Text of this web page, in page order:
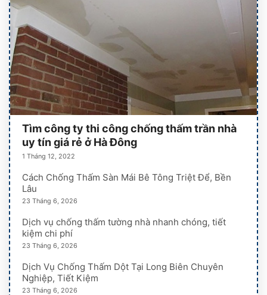
Tìm công ty thi công chống thấm trần nhà
uy tín giá rẻ ở Hà Đông
1 Tháng 12, 2022
Cách Chống Thấm Sàn Mái Bê Tông Triệt Để, Bền
Lâu
23 Tháng 6, 2026
Dịch vụ chống thấm tường nhà nhanh chóng, tiết
kiệm chi phí
23 Tháng 6, 2026
Dịch Vụ Chống Thấm Dột Tại Long Biên Chuyên
Nghiệp, Tiết Kiệm
23 Tháng 6, 2026